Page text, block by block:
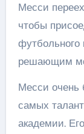
Месси
чтобы
футбольного
решающим
Месси очень
самых
академии.